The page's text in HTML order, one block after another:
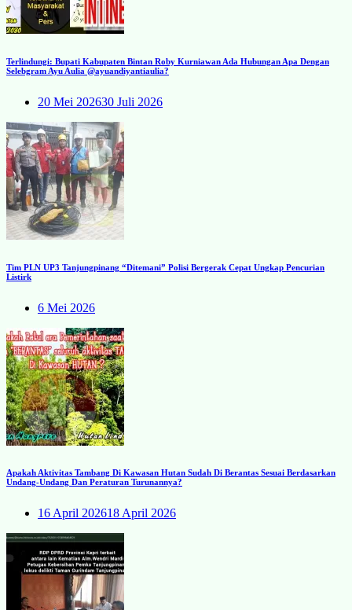
Terlindungi: Bupati Kabupaten Bintan Roby Kurniawan Ada Hubungan Apa Dengan
Selebgram Ayu Aulia @ayuandiyantiaulia?
20 Mei 202630 Juli 2026
Tim PLN UP3 Tanjungpinang “Ditemani” Polisi Bergerak Cepat Ungkap Pencurian
Listirk
6 Mei 2026
Apakah Aktivitas Tambang Di Kawasan Hutan Sudah Di Berantas Sesuai Berdasarkan
Undang-Undang Dan Peraturan Turunannya?
16 April 202618 April 2026